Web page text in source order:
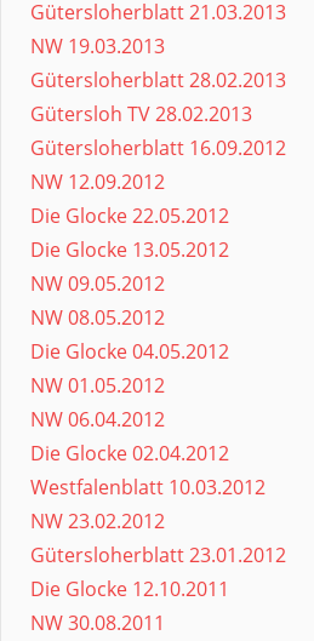
Gütersloherblatt 21.03.2013
NW 19.03.2013
Gütersloherblatt 28.02.2013
Gütersloh TV 28.02.2013
Gütersloherblatt 16.09.2012
NW 12.09.2012
Die Glocke 22.05.2012
Die Glocke 13.05.2012
NW 09.05.2012
NW 08.05.2012
Die Glocke 04.05.2012
NW 01.05.2012
NW 06.04.2012
Die Glocke 02.04.2012
Westfalenblatt 10.03.2012
NW 23.02.2012
Gütersloherblatt 23.01.2012
Die Glocke 12.10.2011
NW 30.08.2011